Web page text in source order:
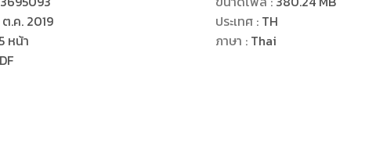
.ค. 2019
หน้า
ประเทศ : TH
ภาษา : Thai